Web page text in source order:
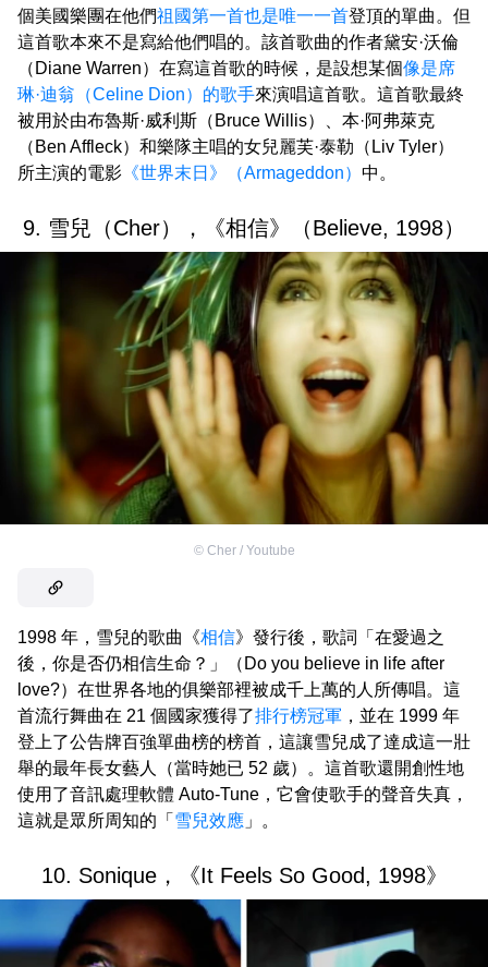
個美國樂團在他們祖國第一首也是唯一一首登頂的單曲。但
這首歌本來不是寫給他們唱的。該首歌曲的作者黛安·沃倫
（Diane Warren）在寫這首歌的時候，是設想某個像是席
琳·迪翁（Celine Dion）的歌手來演唱這首歌。這首歌最終
被用於由布魯斯·威利斯（Bruce Willis）、本·阿弗萊克
（Ben Affleck）和樂隊主唱的女兒麗芙·泰勒（Liv Tyler）
所主演的電影 《世界末日》（Armageddon） 中。
9. 雪兒（Cher），《相信》（Believe, 1998）
© Cher / Youtube
1998 年，雪兒的歌曲《相信》發行後，歌詞「在愛過之
後，你是否仍相信生命？」（Do you believe in life after
love?）在世界各地的俱樂部裡被成千上萬的人所傳唱。這
首流行舞曲在 21 個國家獲得了排行榜冠軍 ，並在 1999 年
登上了公告牌百強單曲榜的榜首，這讓雪兒成了達成這一壯
舉的最年長女藝人（當時她已 52 歲）。這首歌還開創性地
使用了音訊處理軟體 Auto-Tune，它會使歌手的聲音失真，
這就是眾所周知的「 雪兒效應 」。
10. Sonique，《It Feels So Good, 1998》